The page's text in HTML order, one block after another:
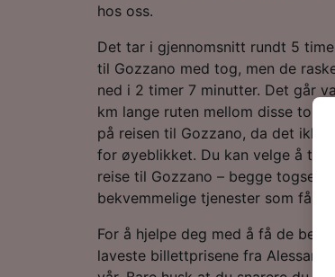
hos oss.
Det tar i gjennomsnitt rundt 5
til Gozzano med tog, men de
ned i 2 timer 7 minutter. Det går
km lange ruten mellom disse to
på reisen til Gozzano, da det
for øyeblikket. Du kan velge å ta
reise til Gozzano – begge
bekvemmelige tjenester som får
For å hjelpe deg med å få de
laveste billettprisene fra